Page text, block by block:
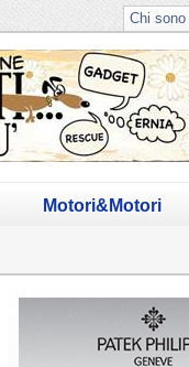
Chi sono
Motori&Motori